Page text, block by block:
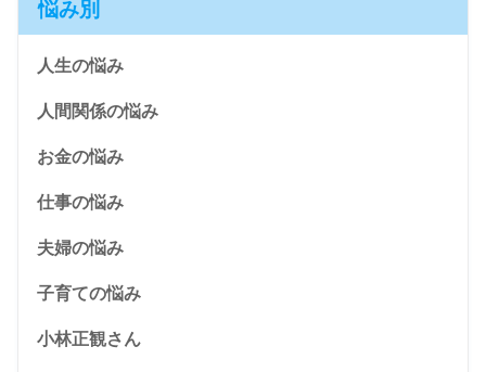
悩み別
人生の悩み
人間関係の悩み
お金の悩み
仕事の悩み
夫婦の悩み
子育ての悩み
小林正観さん